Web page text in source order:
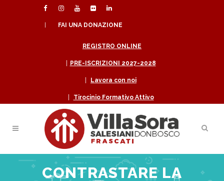
FAI UNA DONAZIONE
REGISTRO ONLINE
PRE-ISCRIZIONI 2027-2028
Lavora con noi
Tirocinio Formativo Attivo
CONTRASTARE LA